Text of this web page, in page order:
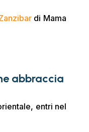
di Mama
abbraccia
entri nel